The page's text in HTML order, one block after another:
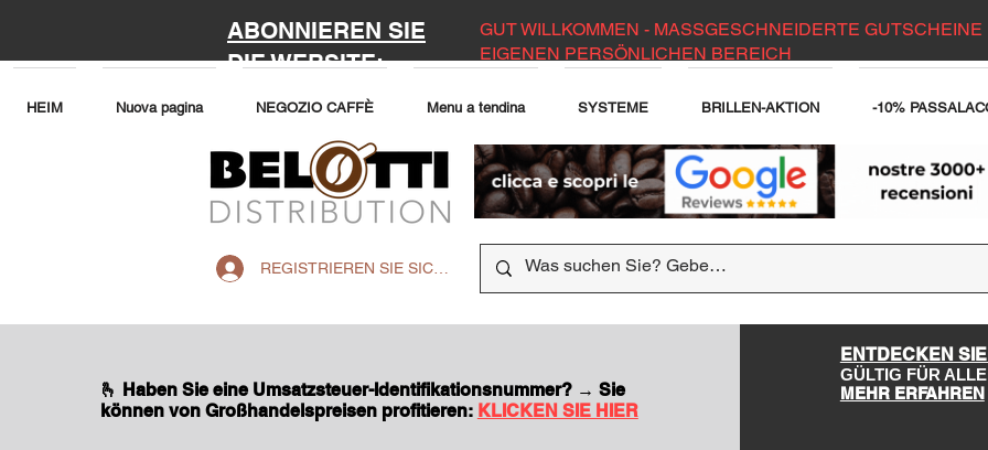
ABONNIEREN SIE
DIE WEBSITE:
GUT WILLKOMMEN - MASSGESCHNEIDERTE GUTSCHEINE
EIGENEN PERSÖNLICHEN BEREICH
HEIM Nuova pagina NEGOZIO CAFFÈ Menu a tendina SYSTEME BRILLEN-AKTION -10%
REGISTRIEREN SIE SICH AUF DER WEBSITE
🫰 Haben Sie eine Umsatzsteuer-Identifikationsnummer? → Sie
können von Großhandelspreisen profitieren: KLICKEN SIE HIER
ENTDECKEN
GÜLTIG FÜR
MEHR ERFAHREN